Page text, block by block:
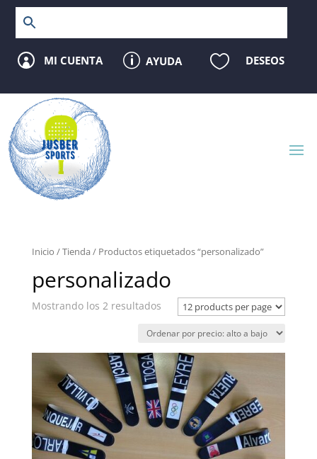
 MI CUENTA p AYUDA  DESEOS
Inicio /Tienda / Productos etiquetados “personalizado”
personalizado
Mostrando los 2 resultados